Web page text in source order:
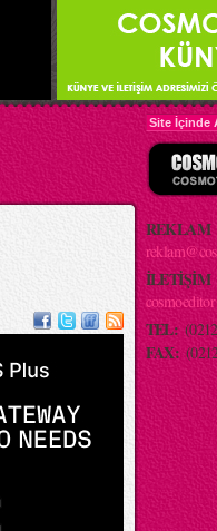
REKLAM
İLETİŞİM
TEL:
FAX: